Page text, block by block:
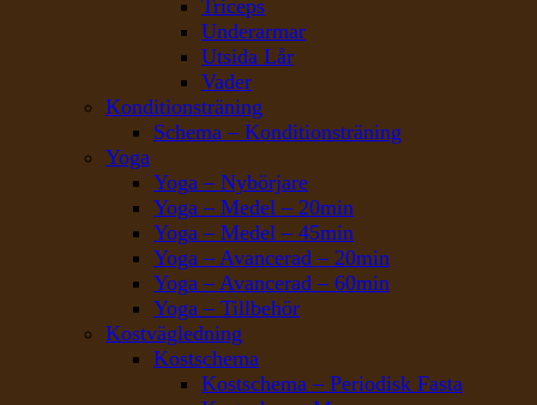
Triceps
Underarmar
Utsida Lår
Vader
Konditionsträning
Schema – Konditionsträning
Yoga
Yoga – Nybörjare
Yoga – Medel – 20min
Yoga – Medel – 45min
Yoga – Avancerad – 20min
Yoga – Avancerad – 60min
Yoga – Tillbehör
Kostvägledning
Kostschema
Kostschema – Periodisk Fasta